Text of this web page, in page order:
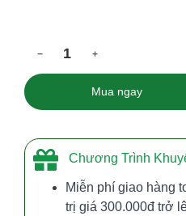
− 1 +
Mua ngay
Chương Trình
Miễn phí giao hàng
trị giá 300.000đ trở